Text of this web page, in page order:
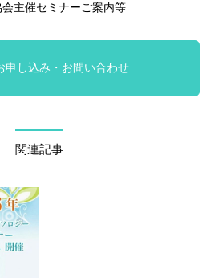
主催セミナーご案内等
申し込み・お問い合わせ
関連記事